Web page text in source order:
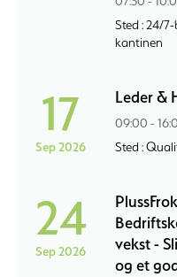
Sted : 24/
kantinen
17
Sep 2026
Leder &
09:00 -
Sted :
24
Sep 2026
vekst -
og et